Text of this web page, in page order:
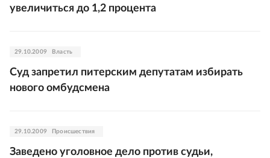
увеличиться до 1,2 процента
29.10.2009 Власть
Суд запретил питерским депутатам избирать
нового омбудсмена
29.10.2009 Происшествия
Заведено уголовное дело против судьи,